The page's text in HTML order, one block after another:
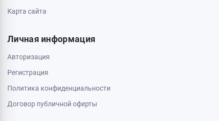
Карта сайта
Личная информация
Авторизация
Регистрация
Политика конфиденциальности
Договор публичной оферты